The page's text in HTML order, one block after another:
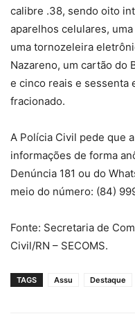
calibre .38, sendo oito
aparelhos celulares,
uma tornozeleira
Nazareno, um cartão do
e cinco reais e sessenta
fracionado.
A Polícia Civil pede que
informações de forma
Denúncia 181 ou do
meio do número: (84)
Fonte: Secretaria de
Civil/RN – SECOMS.
TAGS Assu Destaque